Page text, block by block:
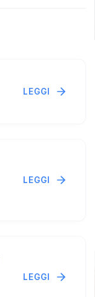
LEGGI
LEGGI
LEGGI